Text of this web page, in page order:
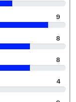
9
8
8
4